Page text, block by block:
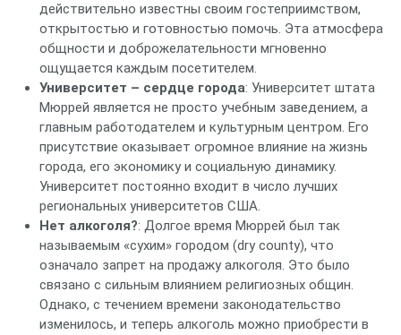
действительно известны своим гостеприимством,
открытостью и готовностью помочь. Эта атмосфера
общности и доброжелательности мгновенно
ощущается каждым посетителем.
Университет – сердце города: Университет штата
Мюррей является не просто учебным заведением, а
главным работодателем и культурным центром. Его
присутствие оказывает огромное влияние на жизнь
города, его экономику и социальную динамику.
Университет постоянно входит в число лучших
региональных университетов США.
Нет алкоголя?: Долгое время Мюррей был так
называемым «сухим» городом (dry county), что
означало запрет на продажу алкоголя. Это было
связано с сильным влиянием религиозных общин.
Однако, с течением времени законодательство
изменилось, и теперь алкоголь можно приобрести в